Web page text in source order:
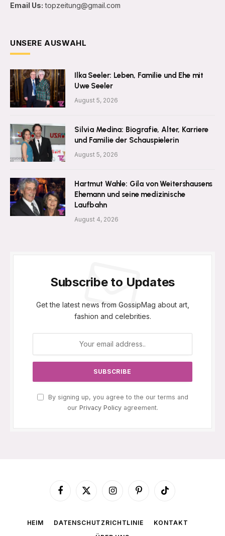
Email Us: topzeitung@gmail.com
UNSERE AUSWAHL
Ilka Seeler: Leben, Familie und Ehe mit
Uwe Seeler
August 5, 2026
Silvia Medina: Biografie, Alter, Karriere
und Familie der Schauspielerin
August 5, 2026
Hartmut Wahle: Gila von Weitershausens
Ehemann und seine medizinische
Laufbahn
August 4, 2026
Subscribe to Updates
Get the latest news from GossipMag about art,
fashion and celebrities.
By signing up, you agree to the our terms and
our Privacy Policyagreement.
Facebook
X
InstagramPinterestTikTok
HEIM DATENSCHUTZRICHTLINIE
KONTAKT